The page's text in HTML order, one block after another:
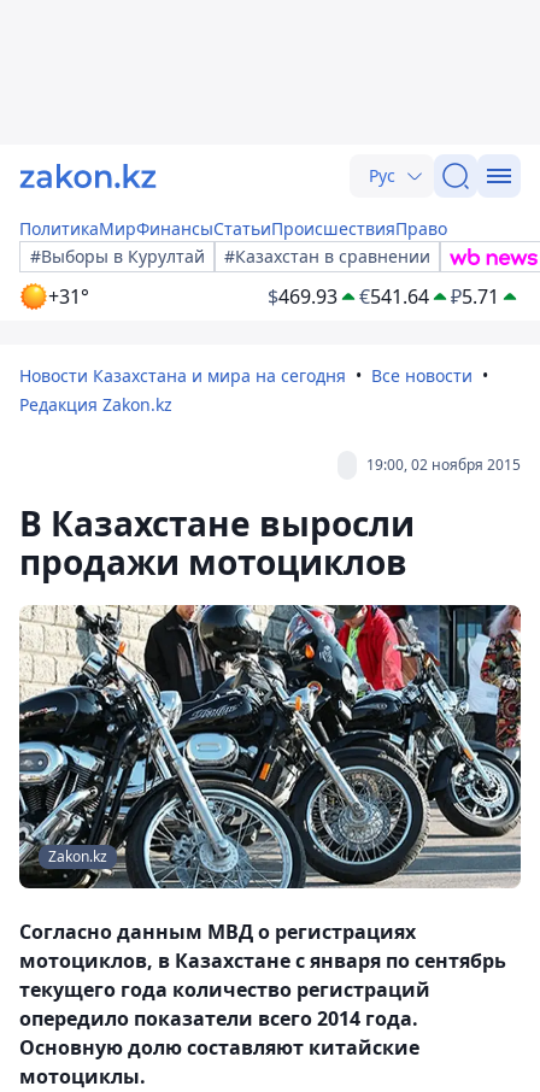
Рус
ПолитикаМирФинансыСтатьиПроисшествияПраво
#Выборы в Курултай
#Казахстан в сравнении
+31° $469.93 €541.64 ₽5.71
Новости Казахстана и мира на сегодня
Все новости
Редакция Zakon.kz
19:00, 02 ноября 2015
В Казахстане выросли
продажи мотоциклов
Zakon.kz
Согласно данным МВД о регистрациях
мотоциклов, в Казахстане с января по сентябрь
текущего года количество регистраций
опередило показатели всего 2014 года.
Основную долю составляют китайские
мотоциклы.